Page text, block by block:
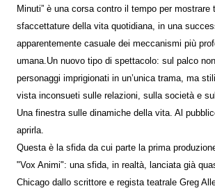
Minuti” è una corsa contro il tempo per mostrare
sfaccettature della vita quotidiana, in una
apparentemente casuale dei meccanismi più
umana.Un nuovo tipo di spettacolo: sul palco
personaggi imprigionati in un’unica trama, ma
vista inconsueti sulle relazioni, sulla società e
Una finestra sulle dinamiche della vita. Al
aprirla.
Questa è la sfida da cui parte la prima
"Vox Animi": una sfida, in realtà, lanciata già
Chicago dallo scrittore e regista teatrale Greg